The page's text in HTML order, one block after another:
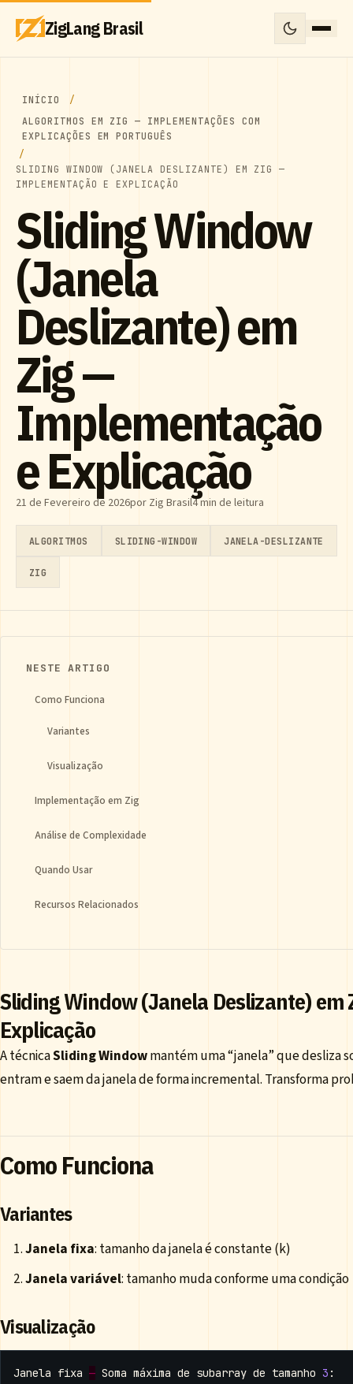
ZigLang Brasil
INÍCIO
ALGORITMOS EM ZIG — IMPLEMENTAÇÕES COM
EXPLICAÇÕES EM PORTUGUÊS
SLIDING WINDOW (JANELA DESLIZANTE) EM ZIG —
IMPLEMENTAÇÃO E EXPLICAÇÃO
Sliding Window
(Janela
Deslizante) em
Zig —
Implementação
e Explicação
21 de Fevereiro de 2026por Zig Brasil4 min de leitura
ALGORITMOS SLIDING-WINDOW JANELA-DESLIZANTE
ZIG
NESTE ARTIGO
Como Funciona
Variantes
Visualização
Implementação em Zig
Análise de Complexidade
Quando Usar
Recursos Relacionados
Sliding Window (Janela Deslizante)
Explicação
A técnicaSliding Windowmantém uma “janela” que desliza
entram e saem da janela de forma incremental. Transforma
Como Funciona
Variantes
Janela fixa: tamanho da janela é constante (k)
Janela variável: tamanho muda conforme uma condição
Visualização
Janela fixa — Soma máxima de subarray de tamanho 3 :